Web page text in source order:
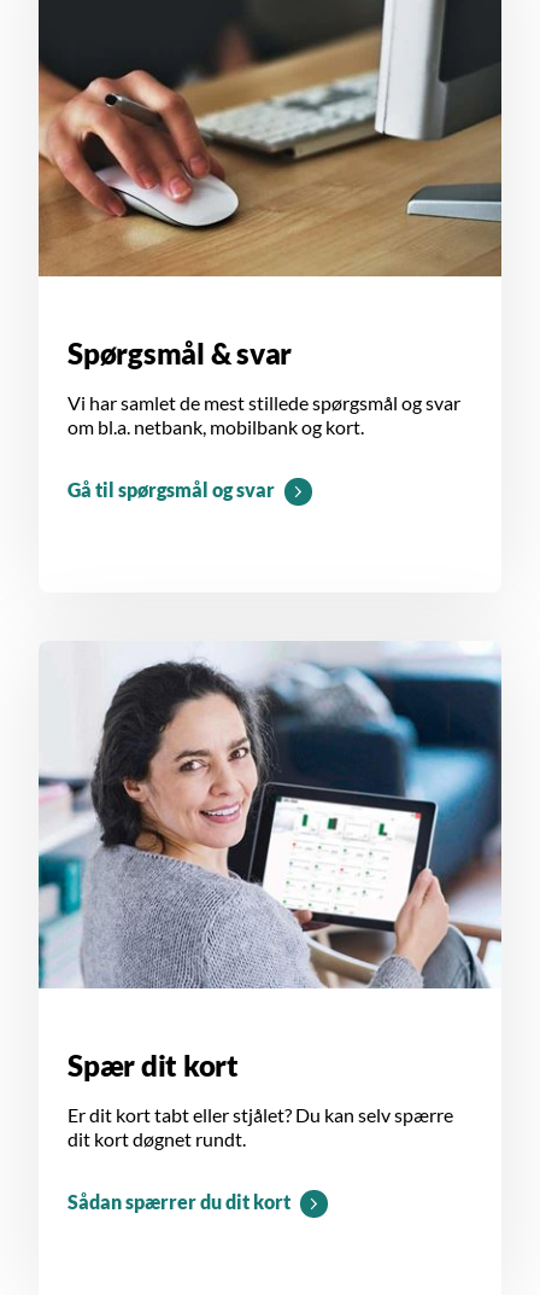
Spørgsmål & svar
Vi har samlet de mest stillede spørgsmål og svar
om bl.a. netbank, mobilbank og kort.
Gå til spørgsmål og svar
Spær dit kort
Er dit kort tabt eller stjålet? Du kan selv spærre
dit kort døgnet rundt.
Sådan spærrer du dit kort